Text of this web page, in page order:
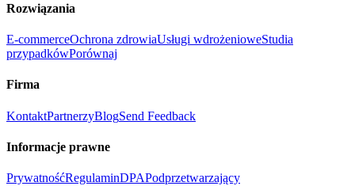
Rozwiązania
E-commerceOchrona zdrowiaUsługi wdrożenioweStudia
przypadkówPorównaj
Firma
KontaktPartnerzyBlogSend Feedback
Informacje prawne
PrywatnośćRegulaminDPAPodprzetwarzający